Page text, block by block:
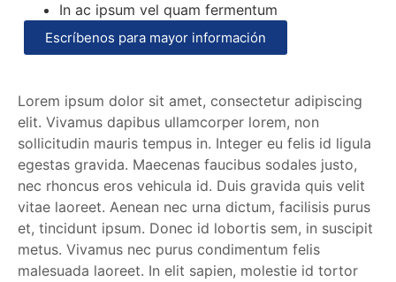
In ac ipsum vel quam fermentum
Escríbenos para mayor información
Lorem ipsum dolor sit amet, consectetur adipiscing
elit. Vivamus dapibus ullamcorper lorem, non
sollicitudin mauris tempus in. Integer eu felis id ligula
egestas gravida. Maecenas faucibus sodales justo,
nec rhoncus eros vehicula id. Duis gravida quis velit
vitae laoreet. Aenean nec urna dictum, facilisis purus
et, tincidunt ipsum. Donec id lobortis sem, in suscipit
metus. Vivamus nec purus condimentum felis
malesuada laoreet. In elit sapien, molestie id tortor